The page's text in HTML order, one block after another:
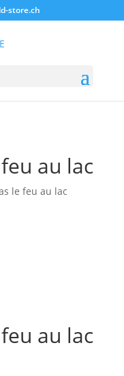
store.ch
au lac
le feu au lac
au lac